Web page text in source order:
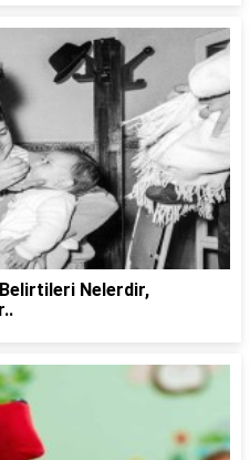
Nelerdir,